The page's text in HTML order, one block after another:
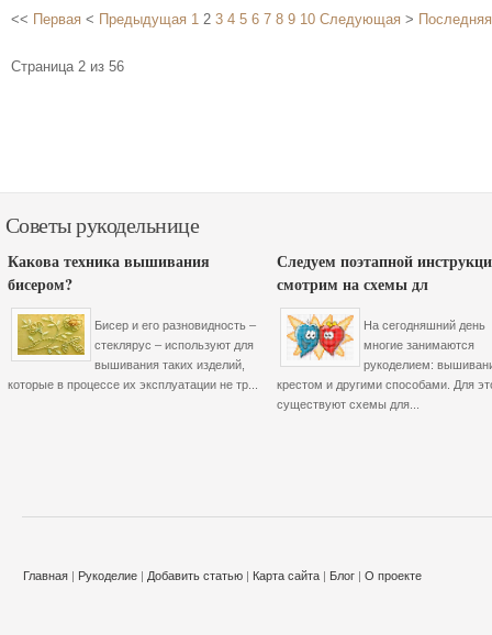
<< Первая < Предыдущая 1 2 3 4 5 6 7 8 9 10 Следующая > Последняя
Страница 2 из 56
Советы рукодельнице
Какова техника вышивания
бисером?
Бисер и его разновидность –
стеклярус – используют для
вышивания таких изделий,
которые в процессе их эксплуатации не тр...
Следуем поэтапной
смотрим на схемы дл
На сегодняшний день
многие занимаются
рукоделием:
крестом и другими способами. Для
существуют схемы для...
Главная | Рукоделие | Добавить статью | Карта сайта | Блог | О проекте